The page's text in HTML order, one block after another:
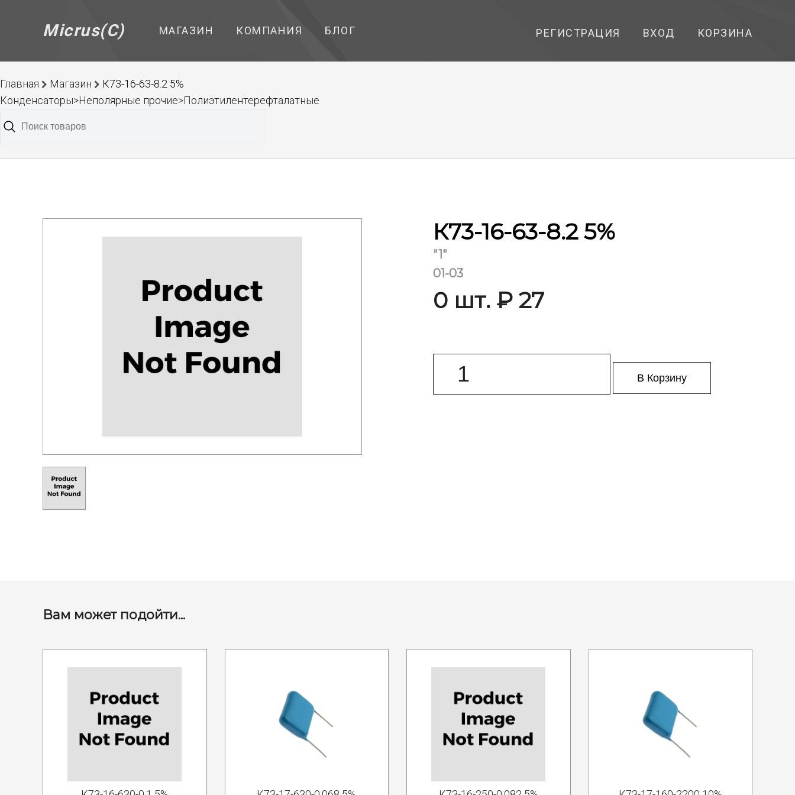
Micrus(C) МАГАЗИН КОМПАНИЯ БЛОГ РЕГИСТРАЦИЯ ВХОД КОРЗИНА
Главная Магазин
К73-16-63-8.2 5%
Конденсаторы>Неполярные прочие>Полиэтилентерефталатные
К73-16-63-8.2 5%
"1"
01-03
0 шт. ₽ 27
В Корзину
Вам может подойти...